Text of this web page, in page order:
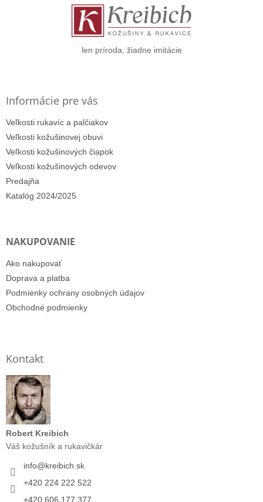
len príroda, žiadne imitácie
Informácie pre vás
Veľkosti rukavíc a palčiakov
Veľkosti kožušinovej obuvi
Veľkosti kožušinových čiapok
Veľkosti kožušinových odevov
Predajňa
Katalóg 2024/2025
NAKUPOVANIE
Ako nakupovať
Doprava a platba
Podmienky ochrany osobných údajov
Obchodné podmienky
Kontakt
Robert Kreibich
Váš kožušník a rukavičkár
info@kreibich.sk
+420 224 222 522
+420 606 177 377